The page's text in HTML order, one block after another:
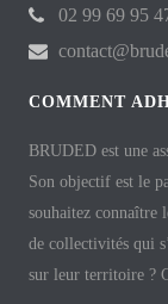
02 99 69 95
COMMENT
BRUDED est une
Son objectif est le
souhaitez connaître
de collectivités qui
sur leur territoire ?